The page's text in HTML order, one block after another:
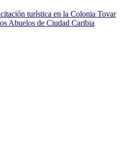
turística en la Colonia Tovar
Abuelos de Ciudad Caribia